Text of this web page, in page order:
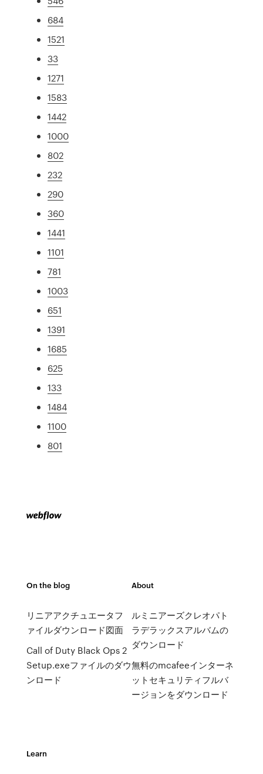
684
1521
33
1271
1583
1442
1000
802
232
290
360
1441
1101
781
1003
651
1391
1685
625
133
1484
1100
801
On the blog
リニアアクチュエータフ
ァイルダウンロード図面
Call of Duty Black Ops 2
Setup.exeファイルのダウ
ンロード
About
ルミニアーズクレオパト
ラデラックスアルバムの
ダウンロード
無料のmcafeeインターネ
ットセキュリティフルバ
ージョンをダウンロード
Learn